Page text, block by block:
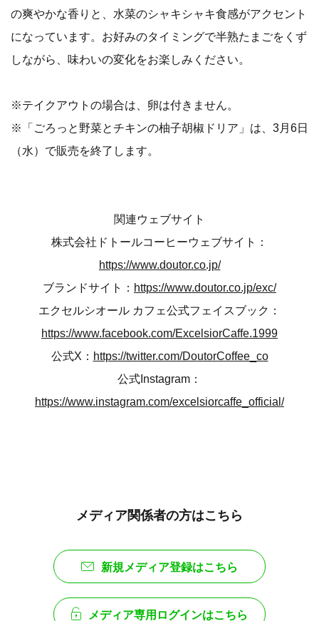
の爽やかな香りと、水菜のシャキシャキ食感がアクセント
になっています。お好みのタイミングで半熟たまごをくず
しながら、味わいの変化をお楽しみください。
※テイクアウトの場合は、卵は付きません。
※「ごろっと野菜とチキンの柚子胡椒ドリア」は、3月6日
（水）で販売を終了します。
関連ウェブサイト
株式会社ドトールコーヒーウェブサイト：
https://www.doutor.co.jp/
ブランドサイト： https://www.doutor.co.jp/exc/
エクセルシオール カフェ公式フェイスブック：
https://www.facebook.com/ExcelsiorCaffe.1999
公式X： https://twitter.com/DoutorCoffee_co
公式Instagram：
https://www.instagram.com/excelsiorcaffe_official/
メディア関係者の方はこちら
新規メディア登録はこちら
メディア専用ログインはこちら